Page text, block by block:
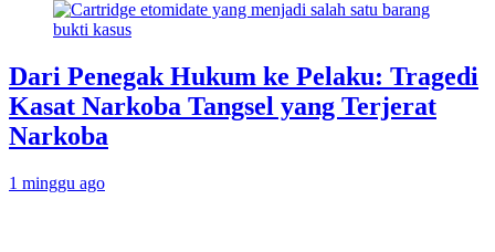
Dari Penegak Hukum ke Pelaku: Tragedi
Kasat Narkoba Tangsel yang Terjerat
Narkoba
1 minggu ago